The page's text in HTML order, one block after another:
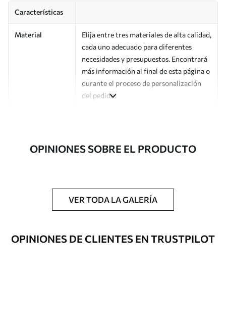
Características
Material
Elija entre tres materiales de alta calidad,
cada uno adecuado para diferentes
necesidades y presupuestos. Encontrará
más información al final de esta página o
durante el proceso de personalización
del pedido.
artículo
Impreso bajo pedido y entregado en
rollos de hasta 50 cm de ancho.
Opciones
adicionales
Disponible con recubrimiento de barniz
y/o adhesivo para empapelar.
OPINIONES SOBRE EL PRODUCTO
VER TODA LA GALERÍA
OPINIONES DE CLIENTES EN TRUSTPILOT